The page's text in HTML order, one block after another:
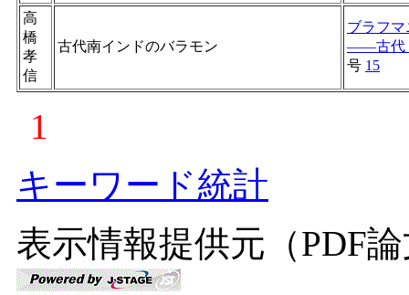
高
橋
孝
信
古代南インドのバラモン
ブラフ
――古代
号 15
1
キーワード統計
表示情報提供元（PDF